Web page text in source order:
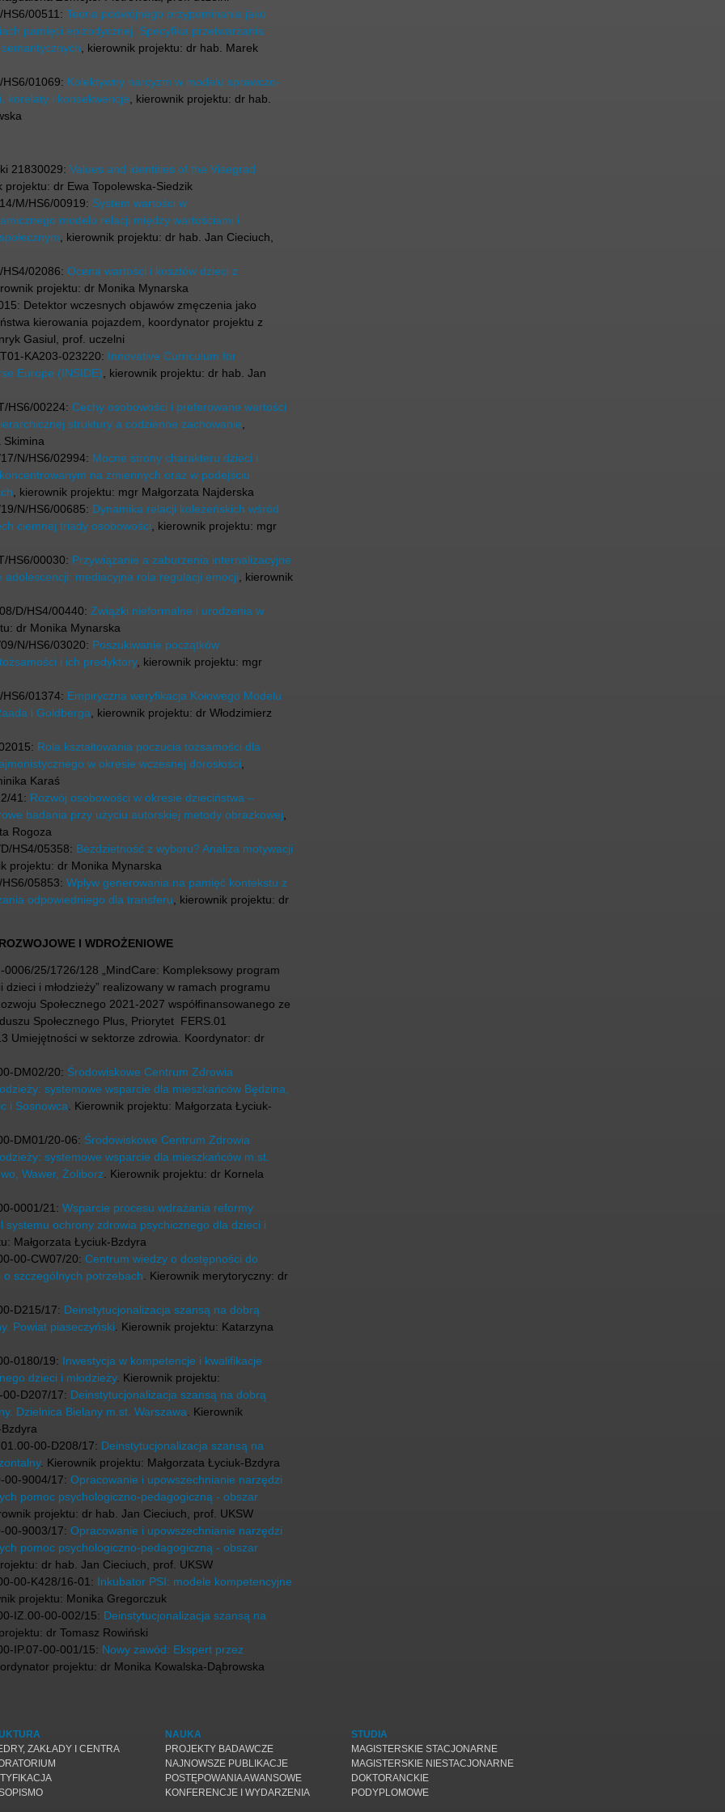
00511: Teoria podwójnego przypominania jako
pamięci epizodycznej. Specyfika przetwarzania
, kierownik projektu: dr hab. Marek
01069: Kolektywny narcyzm w modelu sprawczo-
korelaty i konsekwencje, kierownik projektu: dr hab.
21830029: Values and identities of the Visegrad
projektu: dr Ewa Topolewska-Siedzik
M/HS6/00919: System wartości w
modelu relacji między wartościami i
, kierownik projektu: dr hab. Jan Cieciuch,
02086: Ocena wartości i kosztów dzieci z
projektu: dr Monika Mynarska
Detektor wczesnych objawów zmęczenia jako
kierowania pojazdem, koordynator projektu z
Gasiul, prof. uczelni
KA203-023220: Innovative Curriculum for
Europe (INSIDE), kierownik projektu: dr hab. Jan
HS6/00224: Cechy osobowości i preferowane wartości
struktury a codzienne zachowanie,
Skimina
N/HS6/02994: Mocne strony charakteru dzieci i
na zmiennych oraz w podejściu
, kierownik projektu: mgr Małgorzata Najderska
N/HS6/00685: Dynamika relacji koleżeńskich wśród
ciemnej triady osobowości, kierownik projektu: mgr
HS6/00030: Przywiązanie a zaburzenia internalizacyjne
adolescencji: mediacyjna rola regulacji emocji, kierownik
D/HS4/00440: Związki nieformalne i urodzenia w
dr Monika Mynarska
N/HS6/03020: Poszukiwanie początków
i ich predyktory, kierownik projektu: mgr
01374: Empiryczna weryfikacja Kołowego Modelu
i Goldberga, kierownik projektu: dr Włodzimierz
Rola kształtowania poczucia tożsamości dla
w okresie wczesnej dorosłości,
Karaś
41: Rozwój osobowości w okresie dzieciństwa –
badania przy użyciu autorskiej metody obrazkowej,
Rogoza
HS4/05358: Bezdzietność z wyboru? Analiza motywacji
projektu: dr Monika Mynarska
05853: Wpływ generowania na pamięć kontekstu z
odpowiedniego dla transferu, kierownik projektu: dr
I WDROŻENIOWE
25/1726/128 „MindCare: Kompleksowy program
i młodzieży” realizowany w ramach programu
Społecznego 2021-2027 współfinansowanego ze
Społecznego Plus, Priorytet FERS.01
Umiejętności w sektorze zdrowia. Koordynator: dr
DM02/20: Środowiskowe Centrum Zdrowia
systemowe wsparcie dla mieszkańców Będzina,
i Sosnowca. Kierownik projektu: Małgorzata Łyciuk-
DM01/20-06: Środowiskowe Centrum Zdrowia
systemowe wsparcie dla mieszkańców m.st.
Wawer, Żoliborz. Kierownik projektu: dr Kornela
0001/21: Wsparcie procesu wdrażania reformy
systemu ochrony zdrowia psychicznego dla dzieci i
Małgorzata Łyciuk-Bzdyra
00-CW07/20: Centrum wiedzy o dostępności do
szczególnych potrzebach. Kierownik merytoryczny: dr
D215/17: Deinstytucjonalizacja szansą na dobrą
Powiat piaseczyński. Kierownik projektu: Katarzyna
0180/19: Inwestycja w kompetencje i kwalifikacje
dzieci i młodzieży. Kierownik projektu:
D207/17: Deinstytucjonalizacja szansą na dobrą
Dzielnica Bielany m.st. Warszawa. Kierownik
00-D208/17: Deinstytucjonalizacja szansą na
. Kierownik projektu: Małgorzata Łyciuk-Bzdyra
00-9004/17: Opracowanie i upowszechnianie narzędzi
pomoc psychologiczno-pedagogiczną - obszar
projektu: dr hab. Jan Cieciuch, prof. UKSW
00-9003/17: Opracowanie i upowszechnianie narzędzi
pomoc psychologiczno-pedagogiczną - obszar
dr hab. Jan Cieciuch, prof. UKSW
00-K428/16-01: Inkubator PSI: modele kompetencyjne
projektu: Monika Gregorczuk
IZ.00-00-002/15: Deinstytucjonalizacja szansą na
dr Tomasz Rowiński
IP.07-00-001/15: Nowy zawód: Ekspert przez
projektu: dr Monika Kowalska-Dąbrowska
ZAKŁADY I CENTRA
NAUKA
PROJEKTY BADAWCZE
NAJNOWSZE PUBLIKACJE
POSTĘPOWANIA AWANSOWE
KONFERENCJE I WYDARZENIA
STUDIA
MAGISTERSKIE STACJONARNE
MAGISTERSKIE NIESTACJONARNE
DOKTORANCKIE
PODYPLOMOWE